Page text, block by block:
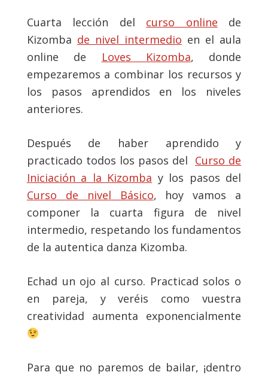
Cuarta lección del curso online de
Kizomba de nivel intermedio en el aula
online de
Loves Kizomba, donde
empezaremos a combinar los recursos y
los pasos aprendidos en los niveles
anteriores.
Después de haber aprendido y
practicado todos los pasos del Curso de
Iniciación a la Kizomba y los pasos del
Curso de nivel Básico, hoy vamos a
componer la cuarta figura de nivel
intermedio, respetando los fundamentos
de la autentica danza Kizomba.
Echad un ojo al curso. Practicad solos o
en pareja, y veréis como vuestra
creatividad aumenta exponencialmente
Para que no paremos de bailar, ¡dentro